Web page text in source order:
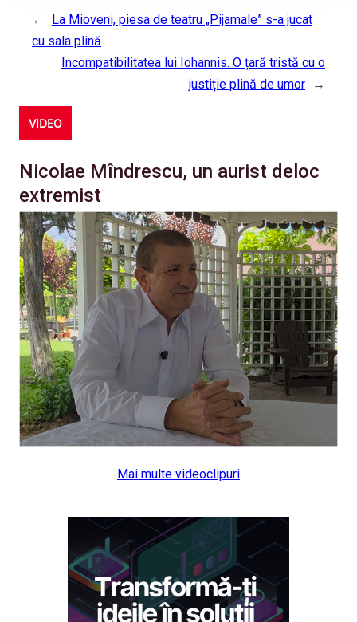
←
La Mioveni, piesa de teatru „Pijamale” s-a jucat
cu sala plină
Incompatibilitatea lui Iohannis. O țară tristă cu o
justiție plină de umor
→
VIDEO
Nicolae Mîndrescu, un aurist deloc
extremist
Mai multe videoclipuri